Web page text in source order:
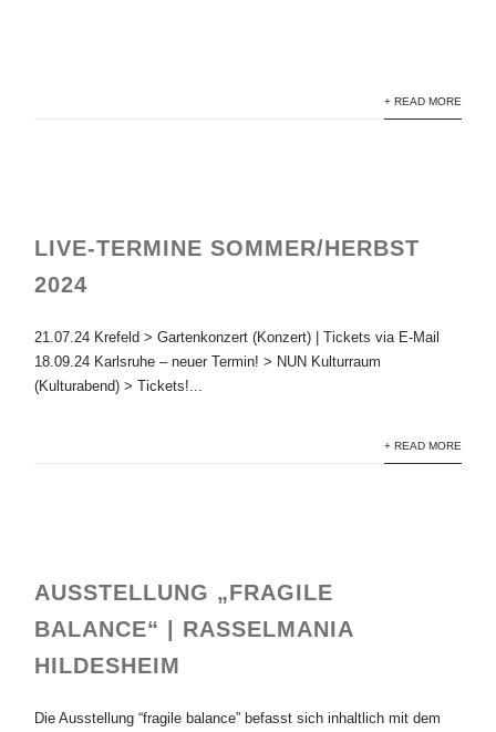
+ READ MORE
LIVE-TERMINE SOMMER/HERBST
2024
21.07.24 Krefeld > Gartenkonzert (Konzert) | Tickets via E-Mail
18.09.24 Karlsruhe – neuer Termin! > NUN Kulturraum
(Kulturabend) > Tickets!...
+ READ MORE
AUSSTELLUNG „FRAGILE
BALANCE“ | RASSELMANIA
HILDESHEIM
Die Ausstellung “fragile balance” befasst sich inhaltlich mit dem